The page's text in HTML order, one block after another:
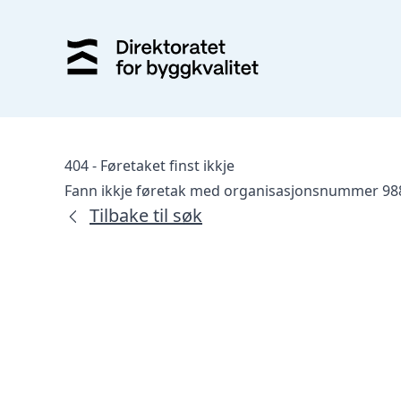
404 - Føretaket finst ikkje
Fann ikkje føretak med organisasjonsnummer
Tilbake til søk